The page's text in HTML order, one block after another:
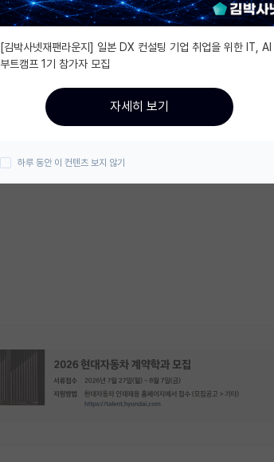
[김박사넷재팬라운지] 일본 DX 컨설팅 기업 취업을 위한 IT, AI
부트캠프 1기 참가자 모집
자세히 보기
하루 동안 이 컨텐츠 보지 않기